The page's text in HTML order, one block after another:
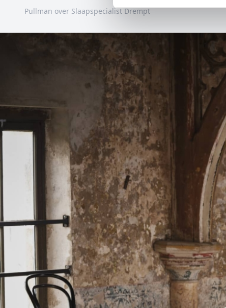
Pullman over Slaapspecialist Drempt